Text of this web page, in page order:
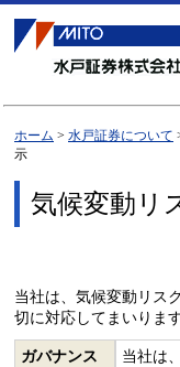
ホーム > 水戸証券について
示
気候変動リ
当社は、気候変動リス
切に対応してまいります
ガバナンス
当社は